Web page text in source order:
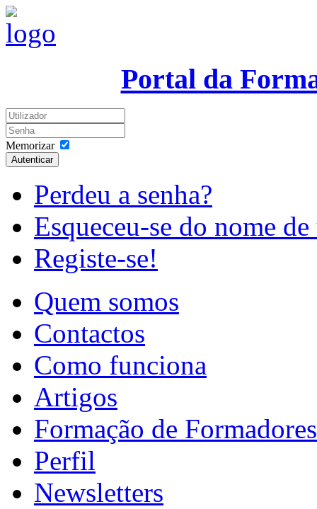
Portal da
Memorizar
Autenticar
Perdeu a senha?
Esqueceu-se do nome
Registe-se!
Quem somos
Contactos
Como funciona
Artigos
Formação de Formadores
Perfil
Newsletters